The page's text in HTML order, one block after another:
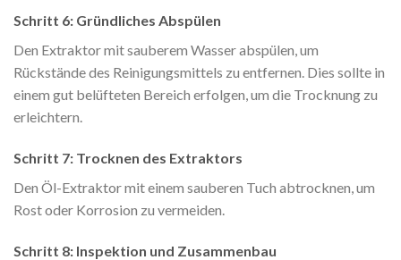
Schritt 6: Gründliches Abspülen
Den Extraktor mit sauberem Wasser abspülen, um
Rückstände des Reinigungsmittels zu entfernen. Dies sollte in
einem gut belüfteten Bereich erfolgen, um die Trocknung zu
erleichtern.
Schritt 7: Trocknen des Extraktors
Den Öl-Extraktor mit einem sauberen Tuch abtrocknen, um
Rost oder Korrosion zu vermeiden.
Schritt 8: Inspektion und Zusammenbau